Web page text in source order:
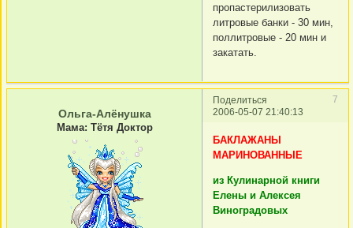
пропастерилизовать
литровые банки - 30 мин,
поллитровые - 20 мин и
закатать.
Поделиться
7
2006-05-07 21:40:13
Ольга-Алёнушка
Мама: Тётя Доктор
БАКЛАЖАНЫ
МАРИНОВАННЫЕ
из Кулинарной книги
Елены и Алексея
Виноградовых